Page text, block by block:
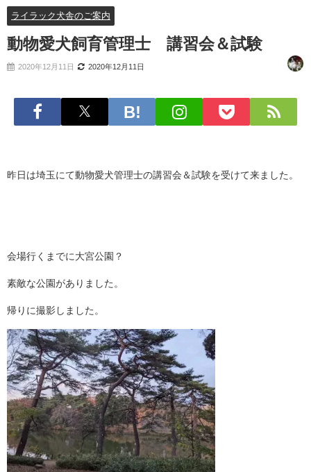
ライラック犬舎のご案内
動物愛犬飼育管理士 講習会＆試験
2020年12月11日 2020年12月11日
昨日は埼玉にて動物愛犬管理士の講習会＆試験を受けて来ました。
会場行くまでに大宮公園？
素敵な公園がありました。
帰りに撮影しました。